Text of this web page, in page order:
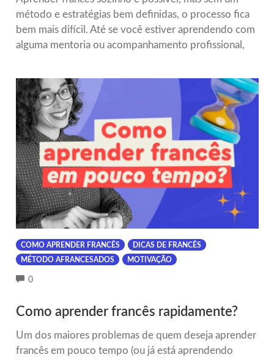
método e estratégias bem definidas, o processo fica
bem mais difícil. Até se você estiver aprendendo com
alguma mentoria ou acompanhamento profissional,
COMO APRENDER FRANCÊS
DICAS DE FRANCÊS
MÉTODO AFRANCESADOS
MOTIVAÇÃO
0COMMENTS
Como aprender francês rapidamente?
Um dos maiores problemas de quem deseja aprender
francês em pouco tempo (ou já está aprendendo